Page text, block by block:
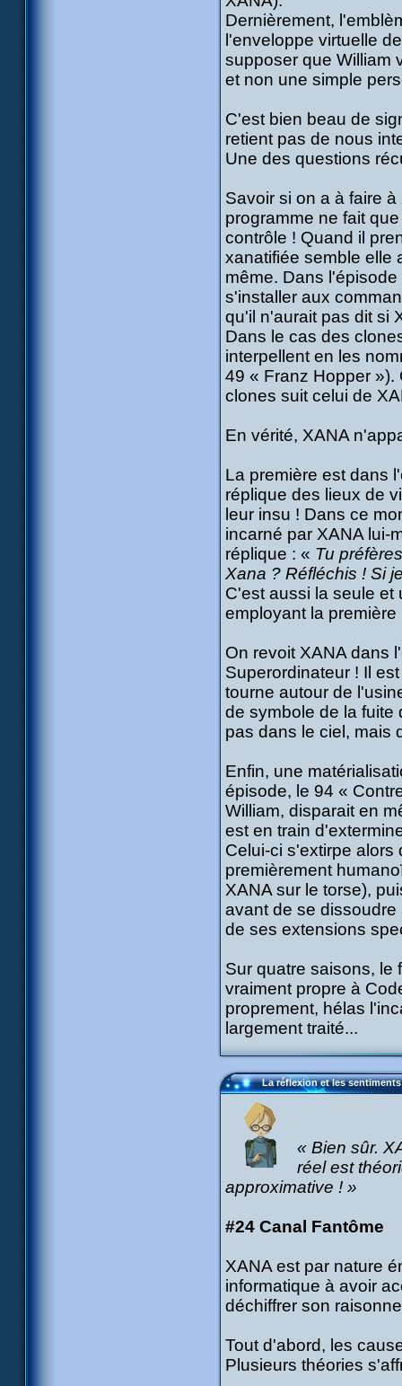
Dernièrement,
l'enveloppe virtuelle
supposer que William
et non une simple
C'est bien beau de
retient pas de nous
Une des questions
Savoir si on a à faire
programme ne fait
contrôle ! Quand il
xanatifiée semble elle
même. Dans
s'installer aux
qu'il n'aurait pas dit si
Dans le cas des
interpellent en les
49 « Franz Hopper
clones suit celui de
En vérité, XANA
La première est dans
réplique des lieux de
leur insu ! Dans ce
incarné par XANA lui-
réplique : « Tu
Xana ? Réfléchis ! Si
C'est aussi la seule et
employant la
On revoit XANA dans
Superordinateur ! Il
tourne autour de
de symbole de la fuite
pas dans le ciel, mais
Enfin, une
épisode, le 94 «
William, disparait en
est en train
Celui-ci s'extirpe alors
premièrement
XANA sur le torse),
avant de se
de ses extensions
Sur quatre saisons, le
vraiment propre à
proprement, hélas
largement traité...
La réflexion et les
« Bien sûr.
réel est
approximative ! »
#24 Canal Fantôme
XANA est par nature
informatique à avoir
déchiffrer son
Tout d'abord, les
Plusieurs théories